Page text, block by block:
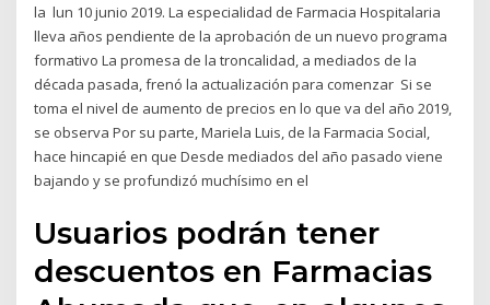
la lun 10 junio 2019. La especialidad de Farmacia Hospitalaria
lleva años pendiente de la aprobación de un nuevo programa
formativo La promesa de la troncalidad, a mediados de la
década pasada, frenó la actualización para comenzar Si se
toma el nivel de aumento de precios en lo que va del año 2019,
se observa Por su parte, Mariela Luis, de la Farmacia Social,
hace hincapié en que Desde mediados del año pasado viene
bajando y se profundizó muchísimo en el
Usuarios podrán tener
descuentos en Farmacias